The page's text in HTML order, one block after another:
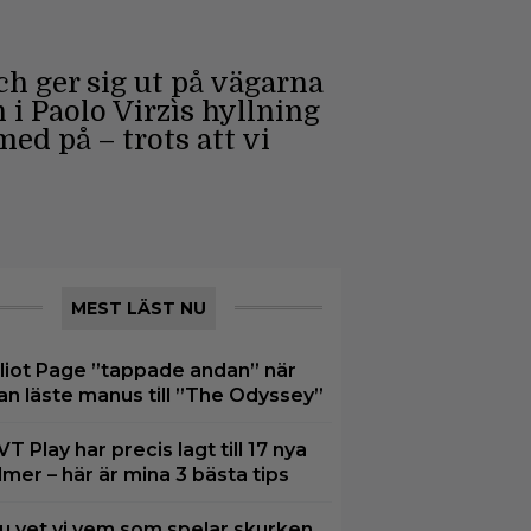
ger sig ut på vägarna
i Paolo Virzìs hyllning
på – trots att vi
MEST LÄST NU
Page ”tappade andan” när
läste manus till ”The Odyssey”
Play har precis lagt till 17 nya
– här är mina 3 bästa tips